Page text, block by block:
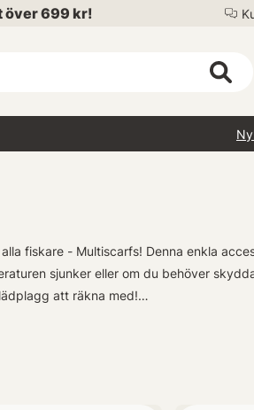
över 699 kr!
fiskare - Multiscarfs! Denna enkla
sjunker eller om du behöver
att räkna med!
av smidighet och funktionalitet. Oavsett